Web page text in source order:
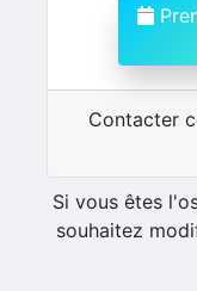
Contacter
Si vous êtes
souhaitez